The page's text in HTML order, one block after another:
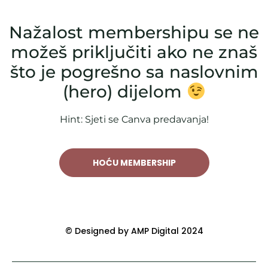
Nažalost membershipu se ne
možeš priključiti ako ne znaš
što je pogrešno sa naslovnim
(hero) dijelom
Hint: Sjeti se Canva predavanja!
HOĆU MEMBERSHIP
© Designed by AMP Digital 2024